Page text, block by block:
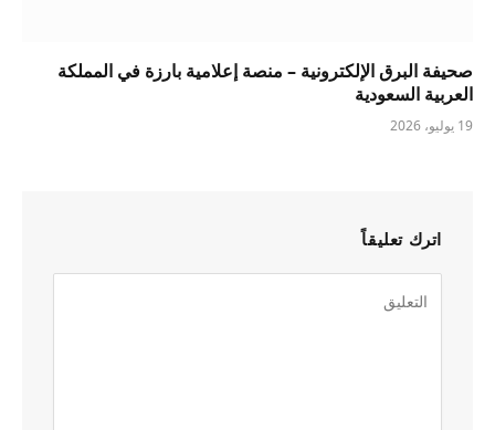
صحيفة البرق الإلكترونية – منصة إعلامية بارزة في المملكة
العربية السعودية
19 يوليو، 2026
اترك تعليقاً